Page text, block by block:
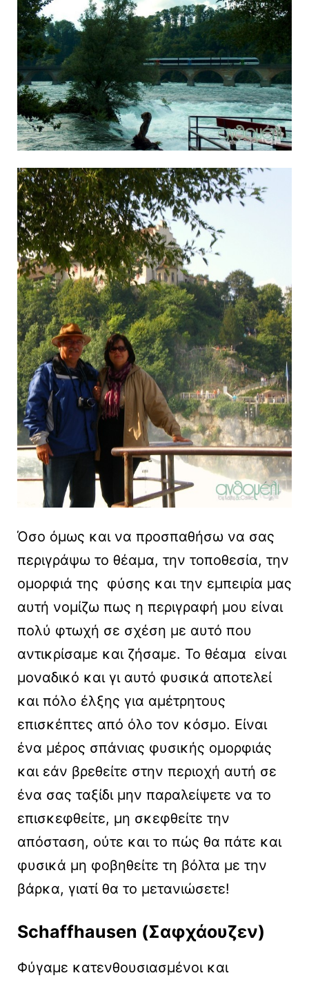
Όσο όμως και να προσπαθήσω να σας
περιγράψω το θέαμα, την τοποθεσία, την
ομορφιά της φύσης και την εμπειρία μας
αυτή νομίζω πως η περιγραφή μου είναι
πολύ φτωχή σε σχέση με αυτό που
αντικρίσαμε και ζήσαμε. Το θέαμα είναι
μοναδικό και γι αυτό φυσικά αποτελεί
και πόλο έλξης για αμέτρητους
επισκέπτες από όλο τον κόσμο. Είναι
ένα μέρος σπάνιας φυσικής ομορφιάς
και εάν βρεθείτε στην περιοχή αυτή σε
ένα σας ταξίδι μην παραλείψετε να το
επισκεφθείτε, μη σκεφθείτε την
απόσταση, ούτε και το πώς θα πάτε και
φυσικά μη φοβηθείτε τη βόλτα με την
βάρκα, γιατί θα το μετανιώσετε!
Schaffhausen (Σαφχάουζεν)
Φύγαμε κατενθουσιασμένοι και